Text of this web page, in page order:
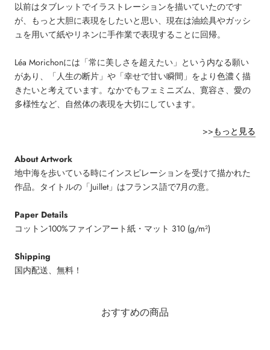
以前はタブレットでイラストレーションを描いていたのです
が、もっと大胆に表現をしたいと思い、現在は油絵具やガッシ
ュを用いて紙やリネンに手作業で表現することに回帰。
Léa Morichonには「常に美しさを超えたい」という内なる願い
があり、「人生の断片」や「幸せで甘い瞬間」をより色濃く描
きたいと考えています。なかでもフェミニズム、寛容さ、愛の
多様性など、自然体の表現を大切にしています。
>>もっと見る
About Artwork
地中海を歩いている時にインスピレーションを受けて描かれた
作品。タイトルの「Juillet」はフランス語で7月の意。
Paper Details
コットン100%ファインアート紙・マット 310 (g/m²)
Shipping
国内配送、無料！
おすすめの商品